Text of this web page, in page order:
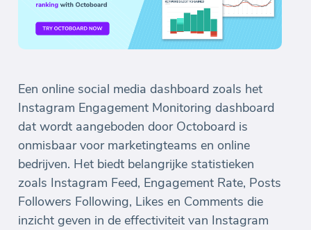
Een online social media dashboard zoals het
Instagram Engagement Monitoring dashboard
dat wordt aangeboden door Octoboard is
onmisbaar voor marketingteams en online
bedrijven. Het biedt belangrijke statistieken
zoals Instagram Feed, Engagement Rate, Posts
Followers Following, Likes en Comments die
inzicht geven in de effectiviteit van Instagram